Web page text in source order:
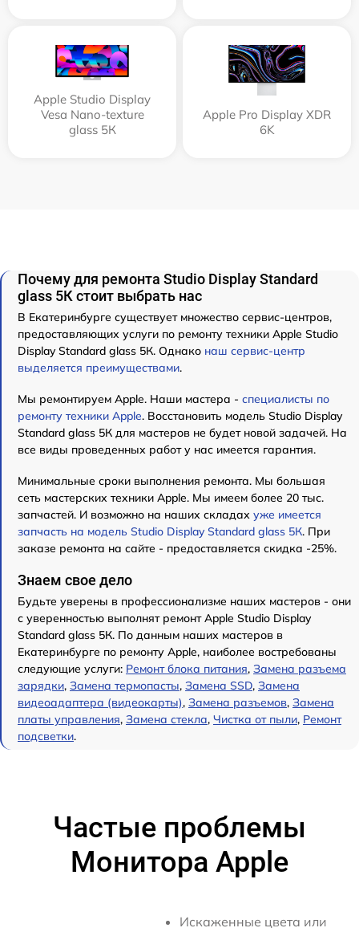
Apple Studio Display
Vesa Nano-texture
glass 5К
Apple Pro Display XDR
6K
Почему для ремонта Studio Display Standard
glass 5К стоит выбрать нас
В Екатеринбурге существует множество сервис-центров,
предоставляющих услуги по ремонту техники Apple Studio
Display Standard glass 5К. Однако наш сервис-центр
выделяется преимуществами.
Мы ремонтируем Apple. Наши мастера - специалисты по
ремонту техники Apple. Восстановить модель Studio Display
Standard glass 5К для мастеров не будет новой задачей. На
все виды проведенных работ у нас имеется гарантия.
Минимальные сроки выполнения ремонта. Мы большая
сеть мастерских техники Apple. Мы имеем более 20 тыс.
запчастей. И возможно на наших складах уже имеется
запчасть на модель Studio Display Standard glass 5К. При
заказе ремонта на сайте - предоставляется скидка -25%.
Знаем свое дело
Будьте уверены в профессионализме наших мастеров - они
с уверенностью выполнят ремонт Apple Studio Display
Standard glass 5К. По данным наших мастеров в
Екатеринбурге по ремонту Apple, наиболее востребованы
следующие услуги: Ремонт блока питания, Замена разъема
зарядки, Замена термопасты, Замена SSD, Замена
видеоадаптера (видеокарты), Замена разъемов, Замена
платы управления, Замена стекла, Чистка от пыли, Ремонт
подсветки.
Частые проблемы
Монитора Apple
Искаженные цвета или